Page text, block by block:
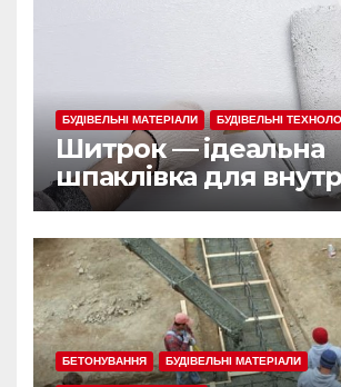
БУДІВЕЛЬНІ МАТЕРІАЛИ БУДІВЕЛЬНІ
Шитрок — ідеальна
шпаклівка для
обробки
БЕТОНУВАННЯ БУДІВЕЛЬНІ МАТЕРІАЛИ